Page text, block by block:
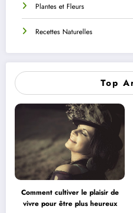
Plantes et Fleurs
Recettes Naturelles
Top
Comment cultiver le plaisir de
vivre pour être plus heureux